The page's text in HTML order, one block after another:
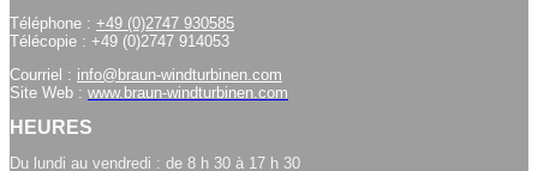
Téléphone : +49 (0)2747 930585
Télécopie : +49 (0)2747 914053
Courriel : info@braun-windturbinen.com
Site Web : www.braun-windturbinen.com
HEURES
Du lundi au vendredi : de 8 h 30 à 17 h 30